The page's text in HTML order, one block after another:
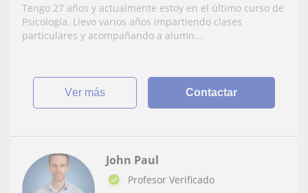
Tengo 27 años y actualmente estoy en el último curso de
Psicología. Llevo varios años impartiendo clases
particulares y acompañando a alumn...
ver más Contactar
John Paul
Profesor Verificado